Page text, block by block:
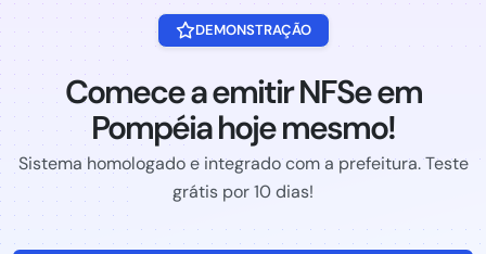
DEMONSTRAÇÃO
Comece a emitir NFSe em
Pompéia hoje mesmo!
Sistema homologado e integrado com a prefeitura. Teste
grátis por 10 dias!